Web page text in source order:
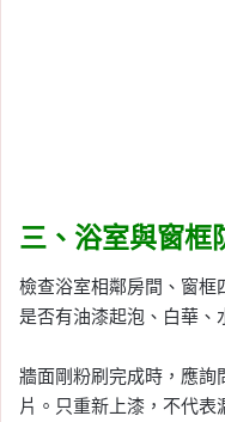
三、浴室與窗框
檢查浴室相鄰房間、窗框
是否有油漆起泡、白華、
牆面剛粉刷完成時，應詢
片。只重新上漆，不代表